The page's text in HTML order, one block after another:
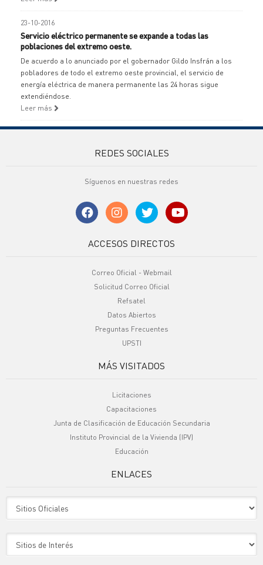
23-10-2016
Servicio eléctrico permanente se expande a todas las
poblaciones del extremo oeste.
De acuerdo a lo anunciado por el gobernador Gildo Insfrán a los
pobladores de todo el extremo oeste provincial, el servicio de
energía eléctrica de manera permanente las 24 horas sigue
extendiéndose.
Leer más
REDES SOCIALES
Síguenos en nuestras redes
ACCESOS DIRECTOS
Correo Oficial - Webmail
Solicitud Correo Oficial
Refsatel
Datos Abiertos
Preguntas Frecuentes
UPSTI
MÁS VISITADOS
Licitaciones
Capacitaciones
Junta de Clasificación de Educación Secundaria
Instituto Provincial de la Vivienda (IPV)
Educación
ENLACES